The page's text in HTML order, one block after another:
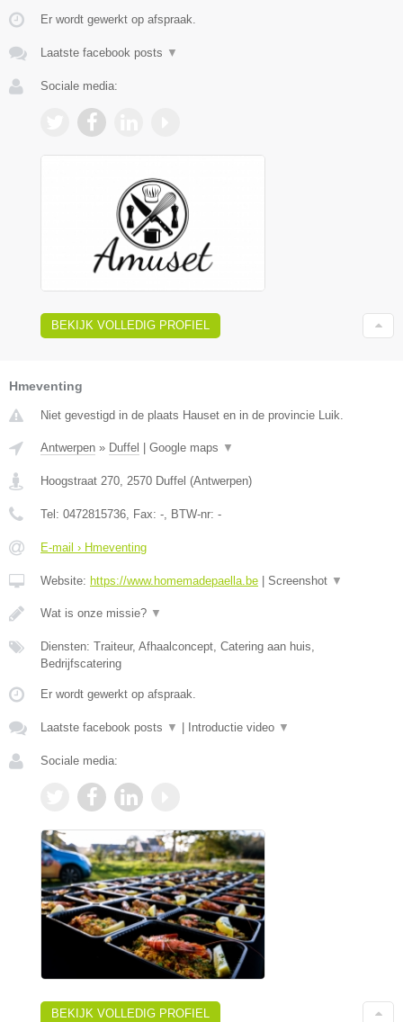
Er wordt gewerkt op afspraak.
Laatste facebook posts ▼
Sociale media:
BEKIJK VOLLEDIG PROFIEL
Hmeventing
Niet gevestigd in de plaats Hauset en in de provincie Luik.
Antwerpen » Duffel Google maps ▼
Hoogstraat 270, 2570 Duffel (Antwerpen)
Tel: 0472815736, Fax: -, BTW-nr: -
E-mail › Hmeventing
Website: https://www.homemadepaella.be Screenshot ▼
Wat is onze missie? ▼
Diensten: Traiteur, Afhaalconcept, Catering aan huis,
Bedrijfscatering
Er wordt gewerkt op afspraak.
Laatste facebook posts ▼ Introductie video ▼
Sociale media:
BEKIJK VOLLEDIG PROFIEL